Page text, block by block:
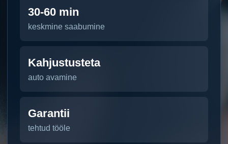
30-60 min
keskmine saabumine
Kahjustusteta
auto avamine
Garantii
tehtud tööle